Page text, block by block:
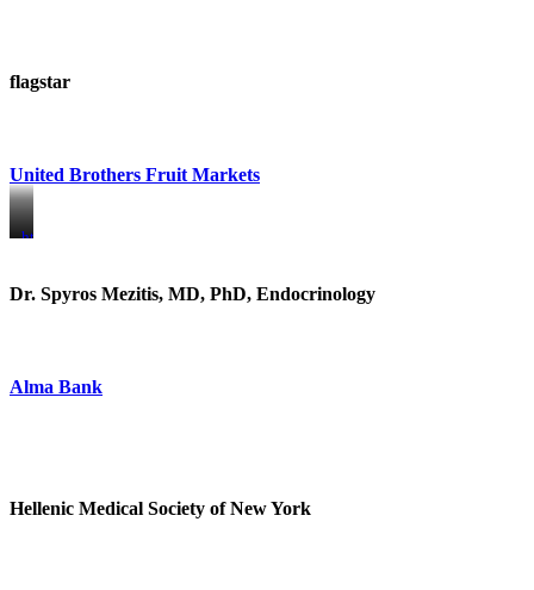
flagstar
United Brothers Fruit Markets
https://www.unitedbrothersfruitmarkets.com/
https://www.unitedbrothersfruitmarkets.com/
Dr. Spyros Mezitis, MD, PhD, Endocrinology
Alma Bank
Hellenic Medical Society of New York